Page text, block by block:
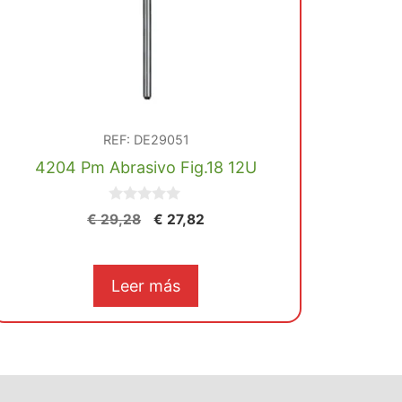
REF: DE29051
4204 Pm Abrasivo Fig.18 12U
0
d
€29,28
El
era:
€ 27,82
Leer más